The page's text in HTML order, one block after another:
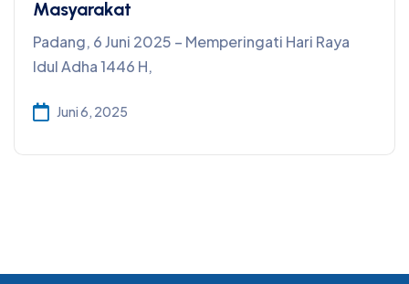
Masyarakat
Padang, 6 Juni 2025 – Memperingati Hari Raya
Idul Adha 1446 H,
Juni 6, 2025